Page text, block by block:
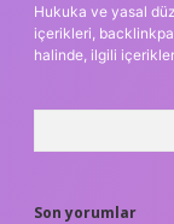
Hukuka ve yasal
içerikleri,
halinde, ilgili
Son yorumlar